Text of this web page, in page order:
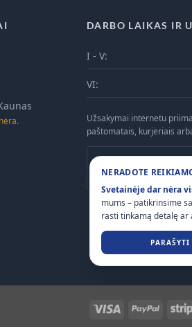
DARBO LAIKAS IR
I - V:
VI:
Užsakymai internetu
paštomatais, kurjeriais
suderinus laiką telefonu.
NERADOTE
Svetainėje dar nėra
mums – patikrinsime
rasti tinkamą detalę ar